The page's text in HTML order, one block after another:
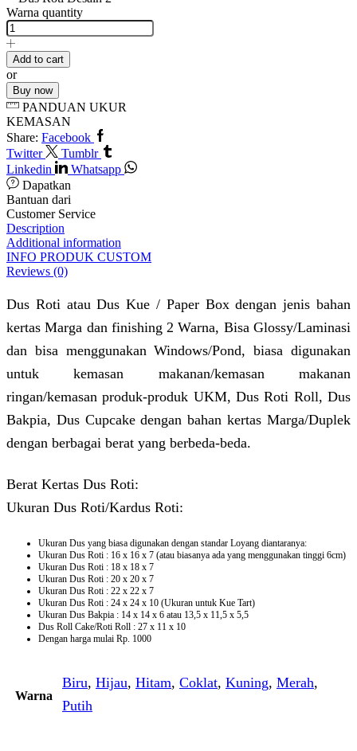
Warna quantity
Add to cart
or
Buy now
PANDUAN UKUR
KEMASAN
Share: Facebook
Twitter
Tumblr
Linkedin
Whatsapp
Dapatkan
Bantuan dari
Customer Service
Description
Additional information
INFO PRODUK CUSTOM
Reviews (0)
Dus Roti atau Dus Kue / Paper Box dengan jenis bahan
kertas Marga dan finishing 2 Warna, Bisa Glossy/Laminasi
dan bisa menggunakan Windows/Pond, biasa digunakan
untuk kemasan makanan/kemasan makanan
ringan/kemasan produk-produk UKM, Dus Roti Roll, Dus
Bakpia, Dus Cupcake dengan bahan kertas Marga/Duplek
dengan berbagai berat yang berbeda-beda.
Berat Kertas Dus Roti:
Ukuran Dus Roti/Kardus Roti:
Ukuran Dus yang biasa digunakan dengan standar Loyang diantaranya:
Ukuran Dus Roti : 16 x 16 x 7 (atau biasanya ada yang menggunakan tinggi 6cm)
Ukuran Dus Roti : 18 x 18 x 7
Ukuran Dus Roti : 20 x 20 x 7
Ukuran Dus Roti : 22 x 22 x 7
Ukuran Dus Roti : 24 x 24 x 10 (Ukuran untuk Kue Tart)
Ukuran Dus Bakpia : 14 x 14 x 6 atau 13,5 x 11,5 x 5,5
Dus Roll Cake/Roti Roll : 27 x 11 x 10
Dengan harga mulai Rp. 1000
Warna
Biru, Hijau, Hitam, Coklat, Kuning, Merah,
Putih